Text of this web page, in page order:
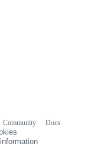
Community
Docs